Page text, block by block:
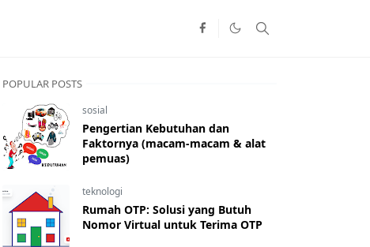
POPULAR POSTS
sosial
Pengertian Kebutuhan dan
Faktornya (macam-macam & alat
pemuas)
teknologi
Rumah OTP: Solusi yang Butuh
Nomor Virtual untuk Terima OTP